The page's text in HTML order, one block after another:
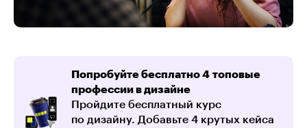
Попробуйте бесплатно 4 топовые
профессии в дизайне
Пройдите бесплатный курс
по дизайну. Добавьте 4 крутых кейса